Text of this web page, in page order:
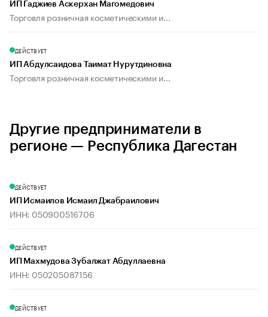
ИП Гаджиев Аскерхан Магомедович
Торговля розничная косметическими и...
ДЕЙСТВУЕТ
ИП Абдулсаидова Таимат Нурутдиновна
Торговля розничная косметическими и...
Другие предприниматели в
регионе — Республика Дагестан
ДЕЙСТВУЕТ
ИП Исмаилов Исмаил Джабраилович
ИНН: 050900516706
ДЕЙСТВУЕТ
ИП Махмудова Зубалжат Абдуллаевна
ИНН: 050205087156
ДЕЙСТВУЕТ